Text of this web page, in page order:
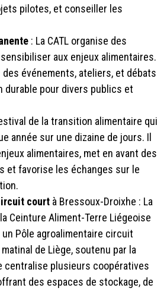
pilotes, et conseiller les
: La CATL organise des
aux enjeux alimentaires.
événements, ateliers, et débats
durable pour divers publics et
de la transition alimentaire qui
année sur une dizaine de jours. Il
alimentaires, met en avant des
et favorise les échanges sur le
court à Bressoux-Droixhe : La
Ceinture Aliment-Terre Liégeoise
un Pôle agroalimentaire circuit
de Liège, soutenu par la
centralise plusieurs coopératives
des espaces de stockage, de